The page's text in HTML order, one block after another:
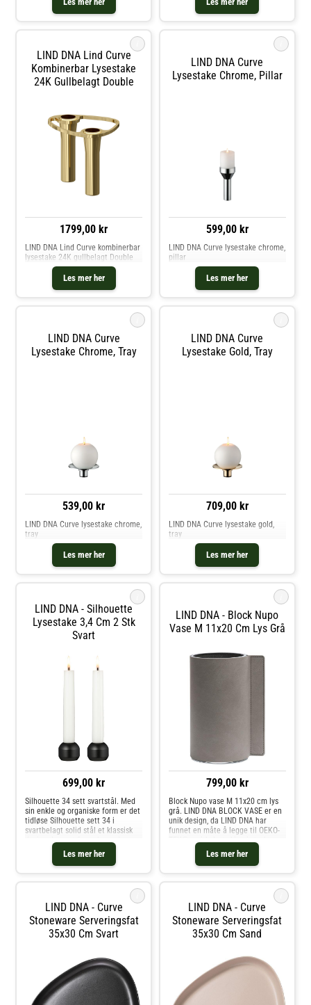
LIND DNA Lind Curve
Kombinerbar Lysestake
24K Gullbelagt Double
1799,00 kr
Les mer her
LIND DNA Lind Curve kombinerbar
lysestake 24K gullbelagt Double
LIND DNA Curve
Lysestake Chrome, Pillar
599,00 kr
Les mer her
LIND DNA Curve lysestake chrome,
pillar
LIND DNA Curve
Lysestake Chrome, Tray
539,00 kr
Les mer her
LIND DNA Curve lysestake chrome,
tray
LIND DNA Curve
Lysestake Gold, Tray
709,00 kr
Les mer her
LIND DNA Curve lysestake gold,
tray
LIND DNA - Silhouette
Lysestake 3,4 Cm 2 Stk
Svart
699,00 kr
Les mer her
Silhouette 34 sett svartstål. Med
sin enkle og organiske form er det
tidløse Silhouette sett 34 i
svartbelagt solid stål et klassisk
Plasser den individuelt eller i en
samling med flere deler og opplev
hvordan utseende
LIND DNA - Block Nupo
Vase M 11x20 Cm Lys Grå
799,00 kr
Les mer her
Block Nupo vase M 11x20 cm lys
grå. LIND DNA BLOCK VASE er en
unik design, da LIND DNA har
funnet en måte å legge til OEKO-
glass og samtidig opprettholde et
enkelt og klassisk utseende.
Vasen er produsert i Danmark og
LIND DNA - Curve
Stoneware Serveringsfat
35x30 Cm Svart
LIND DNA - Curve
Stoneware Serveringsfat
35x30 Cm Sand